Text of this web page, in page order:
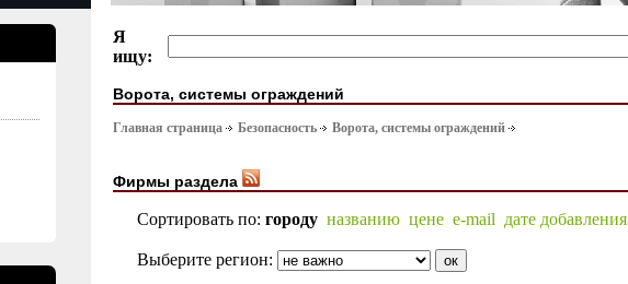
Я
ищу:
Ворота, системы ограждений
Главная страница Безопасность Ворота, системы ограждений
Фирмы раздела
Сортировать по: городу названию цене e-mail дате добавления
Выберите регион: